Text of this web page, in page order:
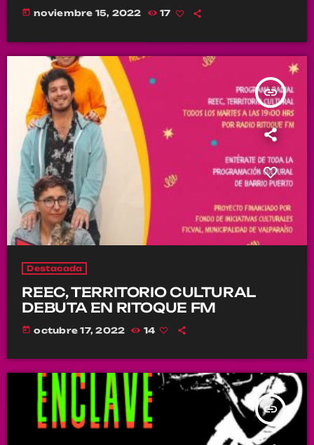
today noviembre 15, 2022 17
insert_link
Destacada
REEC, TERRITORIO CULTURAL
DEBUTA EN RITOQUE FM
today octubre 17, 2022 14
insert_link